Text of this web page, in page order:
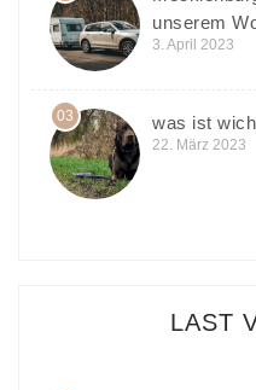
unserem
3. April 2023
03 was ist
22. März 2023
LAST